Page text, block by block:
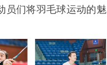
们将羽毛球运动的